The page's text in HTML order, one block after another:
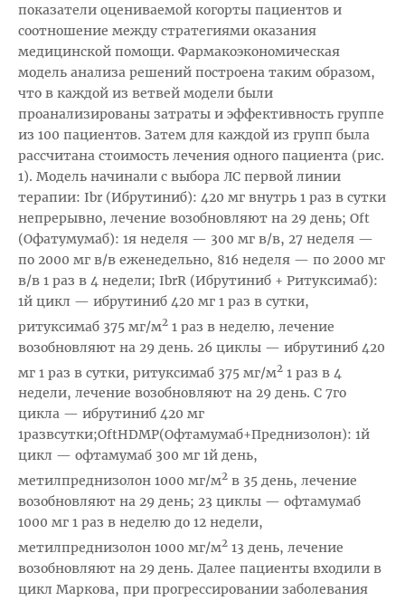
показатели оцениваемой когорты пациентов и
соотношение между стратегиями оказания
медицинской помощи. Фармакоэкономическая
модель анализа решений построена таким образом,
что в каждой из ветвей модели были
проанализированы затраты и эффективность группе
из 100 пациентов. Затем для каждой из групп была
рассчитана стоимость лечения одного пациента (рис.
1). Модель начинали с выбора ЛС первой линии
терапии: Ibr (Ибрутиниб): 420 мг внутрь 1 раз в сутки
непрерывно, лечение возобновляют на 29 день; Oft
(Офатумумаб): 1я неделя — 300 мг в/в, 27 неделя —
по 2000 мг в/в еженедельно, 816 неделя — по 2000 мг
в/в 1 раз в 4 недели; IbrR (Ибрутиниб + Ритуксимаб):
1й цикл — ибрутиниб 420 мг 1 раз в сутки,
ритуксимаб 375 мг/м2 1 раз в неделю, лечение
возобновляют на 29 день. 26 циклы — ибрутиниб 420
мг 1 раз в сутки, ритуксимаб 375 мг/м2 1 раз в 4
недели, лечение возобновляют на 29 день. С 7го
цикла — ибрутиниб 420 мг
1развсутки;OftHDMP(Офтамумаб+Преднизолон): 1й
цикл — офтамумаб 300 мг 1й день,
метилпреднизолон 1000 мг/м2 в 35 день, лечение
возобновляют на 29 день; 23 циклы — офтамумаб
1000 мг 1 раз в неделю до 12 недели,
метилпреднизолон 1000 мг/м2 13 день, лечение
возобновляют на 29 день. Далее пациенты входили в
цикл Маркова, при прогрессировании заболевания